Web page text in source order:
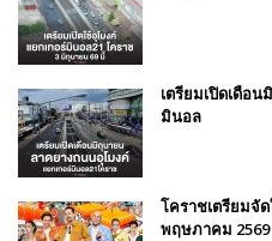
เตรียมเปิดเดือ
มินอล
โคราชเตรียมจัด
พฤษภาคม